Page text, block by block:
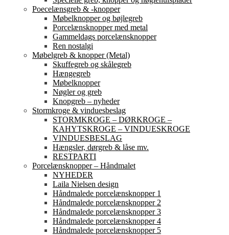
Poecelænsgreb & -knopper
Møbelknopper og bøjlegreb
Porcelænsknopper med metal
Gammeldags porcelænsknopper
Ren nostalgi
Møbelgreb & knopper (Metal)
Skuffegreb og skålegreb
Hængegreb
Møbelknopper
Nøgler og greb
Knopgreb – nyheder
Stormkroge & vinduesbeslag
STORMKROGE – DØRKROGE –
KAHYTSKROGE – VINDUESKROGE
VINDUESBESLAG
Hængsler, dørgreb & låse mv.
RESTPARTI
Porcelænsknopper – Håndmalet
NYHEDER
Laila Nielsen design
Håndmalede porcelænsknopper 1
Håndmalede porcelænsknopper 2
Håndmalede porcelænsknopper 3
Håndmalede porcelænsknopper 4
Håndmalede porcelænsknopper 5